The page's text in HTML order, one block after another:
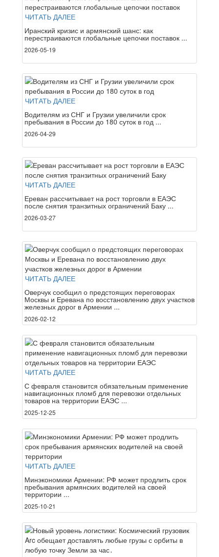
ЧИТАТЬ ДАЛЕЕ
Иранский кризис и армянский шанс: как
перестраиваются глобальные цепочки поставок ...
2026-05-19
ЧИТАТЬ ДАЛЕЕ
Водителям из СНГ и Грузии увеличили срок
пребывания в России до 180 суток в год ...
2026-04-29
ЧИТАТЬ ДАЛЕЕ
Ереван рассчитывает на рост торговли в ЕАЭС
после снятия транзитных ограничений Баку ...
2026-03-27
ЧИТАТЬ ДАЛЕЕ
Оверчук сообщил о предстоящих переговорах
Москвы и Еревана по восстановлению двух участков
железных дорог в Армении ...
2026-02-12
ЧИТАТЬ ДАЛЕЕ
С февраля становится обязательным применение
навигационных пломб для перевозки отдельных
товаров на территории ЕАЭС ...
2025-12-25
ЧИТАТЬ ДАЛЕЕ
Минэкономики Армении: РФ может продлить срок
пребывания армянских водителей на своей
территории ...
2025-10-21